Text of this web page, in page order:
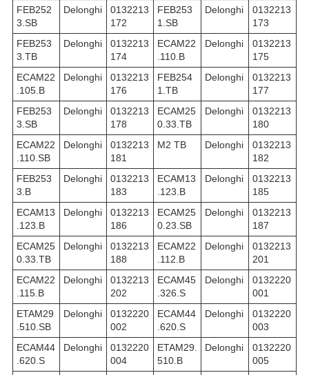
FEB252
3.SB
Delonghi
0132213
172
FEB253
1.SB
Delonghi
0132213
173
FEB253
3.TB
Delonghi
0132213
174
ECAM22
.110.B
Delonghi
0132213
175
ECAM22
.105.B
Delonghi
0132213
176
FEB254
1.TB
Delonghi
0132213
177
FEB253
3.SB
Delonghi
0132213
178
ECAM25
0.33.TB
Delonghi
0132213
180
ECAM22
.110.SB
Delonghi
0132213
181
M2 TB Delonghi
0132213
182
FEB253
3.B
Delonghi
0132213
183
ECAM13
.123.B
Delonghi
0132213
185
ECAM13
.123.B
Delonghi
0132213
186
ECAM25
0.23.SB
Delonghi
0132213
187
ECAM25
0.33.TB
Delonghi
0132213
188
ECAM22
.112.B
Delonghi
0132213
201
ECAM22
.115.B
Delonghi
0132213
202
ECAM45
.326.S
Delonghi
0132220
001
ETAM29
.510.SB
Delonghi
0132220
002
ECAM44
.620.S
Delonghi
0132220
003
ECAM44
.620.S
Delonghi
0132220
004
ETAM29.
510.B
Delonghi
0132220
005